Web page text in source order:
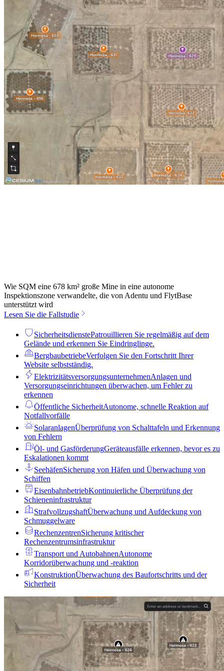
Wie SQM eine 678 km² große Mine in eine autonome
Inspektionszone verwandelte, die von Adentu und FlytBase
unterstützt wird
Lesen Sie die Fallstudie
SicherheitsdienstePatrouillieren Sie regelmäßig auf dem
Gelände und erkennen Sie Eindringlinge.
BergbaubetriebeVerfolgen Sie den Fortschritt Ihrer
Website selbstständig.
ElektrizitätsversorgungsunternehmenAnlagen und
Versorgungseinrichtungen überwachen, um Fehler zu
erkennen
Öffentliche SicherheitAutonome, schnelle Reaktion auf
Notfallvorfälle
SolaranlagenÜberprüfung von Schalttafeln und Erkennung
von Fehlern
Öl- und GasförderungGeräteausfälle erkennen, bevor es zu
Eskalationen kommt
SeehäfenSicherung von Häfen und Überwachung von
Schiffen
EisenbahnbetriebKontinuierliche Überprüfung der
Schieneninfrastruktur
StrafvollzugshaftÜberwachung und Aufdeckung von
Schmuggelware
RechenzentrenSicherung kritischer
Rechenzentrumsinfrastruktur
Transport und AutobahnenAutonome
Korridorüberwachung und -reaktion
KonstruktionÜberwachung des Baufortschritts und der
Sicherheit